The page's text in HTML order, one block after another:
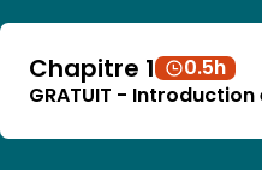
Chapitre 1
0.5h
GRATUIT -